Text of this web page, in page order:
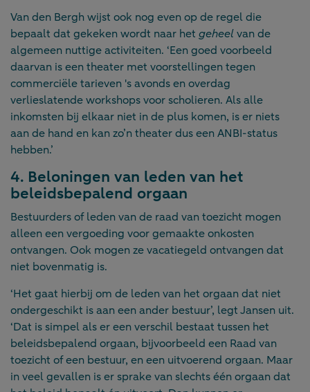
Van den Bergh wijst ook nog even op de regel die
bepaalt dat gekeken wordt naar het geheelvan de
algemeen nuttige activiteiten. ‘Een goed voorbeeld
daarvan is een theater met voorstellingen tegen
commerciële tarieven 's avonds en overdag
verlieslatende workshops voor scholieren. Als alle
inkomsten bij elkaar niet in de plus komen, is er niets
aan de hand en kan zo’n theater dus een ANBI-status
hebben.’
4. Beloningen van leden van het
beleidsbepalend orgaan
Bestuurders of leden van de raad van toezicht mogen
alleen een vergoeding voor gemaakte onkosten
ontvangen. Ook mogen ze vacatiegeld ontvangen dat
niet bovenmatig is.
‘Het gaat hierbij om de leden van het orgaan dat niet
ondergeschikt is aan een ander bestuur’, legt Jansen uit.
‘Dat is simpel als er een verschil bestaat tussen het
beleidsbepalend orgaan, bijvoorbeeld een Raad van
toezicht of een bestuur, en een uitvoerend orgaan. Maar
in veel gevallen is er sprake van slechts één orgaan dat